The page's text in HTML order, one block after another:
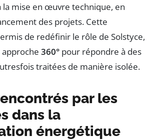
la mise en œuvre technique, en
des projets. Cette
de redéfinir le rôle de Solstyce,
360° pour répondre à des
traitées de manière isolée.
par les
dans la
énergétique